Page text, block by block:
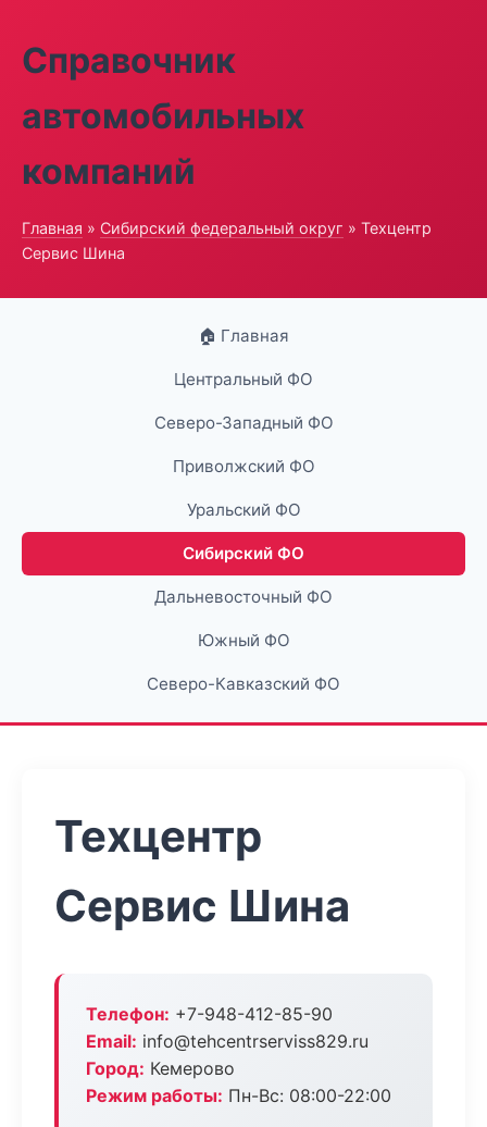
Справочник
автомобильных
компаний
Главная » Сибирский федеральный округ » Техцентр
Сервис Шина
🏠 Главная
Центральный ФО
Северо-Западный ФО
Приволжский ФО
Уральский ФО
Сибирский ФО
Дальневосточный ФО
Южный ФО
Северо-Кавказский ФО
Техцентр
Сервис Шина
Телефон: +7-948-412-85-90
Email: info@tehcentrserviss829.ru
Город: Кемерово
Режим работы: Пн-Вс: 08:00-22:00